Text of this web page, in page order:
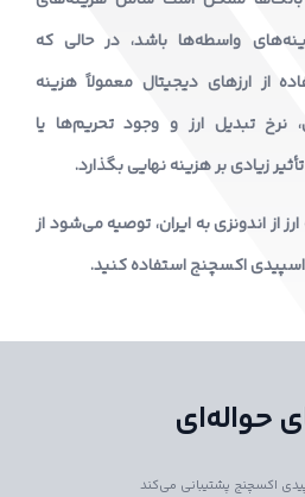
واسطه‌ها باشد، در حالی که
از ارزهای دیجیتال معمولاً هزینه
نرخ تبدیل ارز و وجود تحریم‌ها یا
زیادی بر هزینه نهایی بگذارد.
از اندونزی به ایران، توصیه می‌شود از
اکسچنج استفاده کنید.
حواله‌ای
اکسچنج پشتیبانی می‌کند